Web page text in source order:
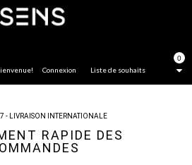
0
Liste de souhaits
Connexion
- LIVRAISON INTERNATIONALE
RAPIDE DES